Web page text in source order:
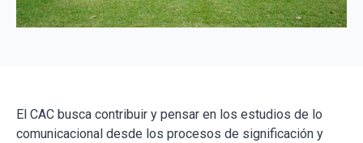
El CAC busca contribuir y pensar en los estudios de lo
comunicacional desde los procesos de significación y